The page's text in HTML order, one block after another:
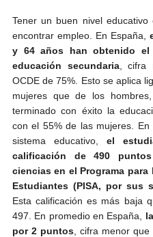
Tener un buen nivel
encontrar empleo. En España,
y 64 años han obtenido
educación secundaria, cifra
OCDE de 75%. Esto se aplica
mujeres que de los
terminado con éxito la
con el 55% de las mujeres.
sistema educativo,el
calificación de 490
ciencias en el Programa
Estudiantes (PISA, por sus
Esta calificación es más baja
497. En promedio en España,
por 2 puntos, cifra menor que